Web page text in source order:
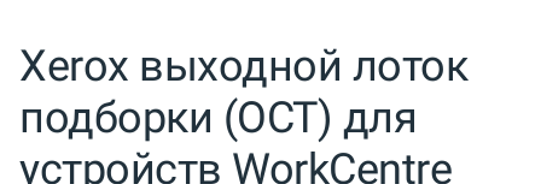
Xerox выходной лоток
подборки (OCT) для
устройств WorkCentre